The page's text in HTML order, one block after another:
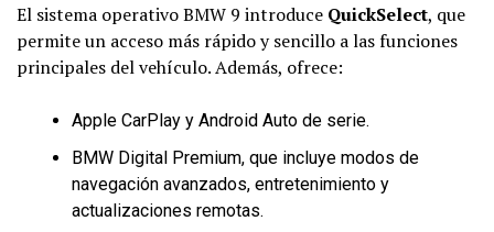
El sistema operativo BMW 9 introduce QuickSelect, que
permite un acceso más rápido y sencillo a las funciones
principales del vehículo. Además, ofrece:
Apple CarPlay y Android Auto de serie.
BMW Digital Premium, que incluye modos de
navegación avanzados, entretenimiento y
actualizaciones remotas.